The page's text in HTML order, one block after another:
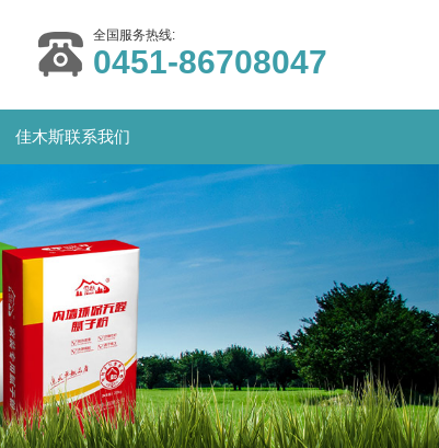
全国服务热线:
0451-86708047
佳木斯联系我们